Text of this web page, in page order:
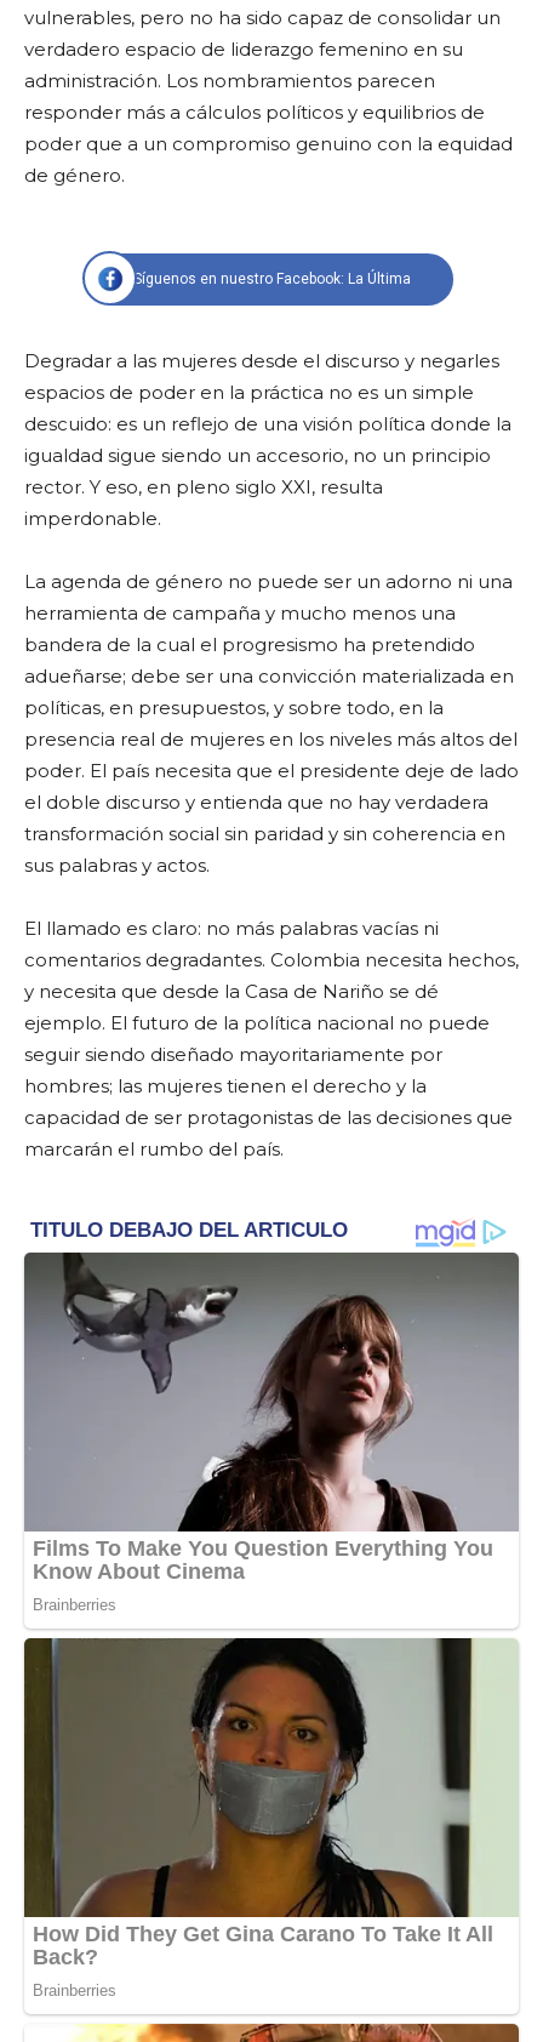
vulnerables, pero no ha sido capaz de consolidar un
verdadero espacio de liderazgo femenino en su
administración. Los nombramientos parecen
responder más a cálculos políticos y equilibrios de
poder que a un compromiso genuino con la equidad
de género.
Síguenos en nuestro Facebook: La Última
Degradar a las mujeres desde el discurso y negarles
espacios de poder en la práctica no es un simple
descuido: es un reflejo de una visión política donde la
igualdad sigue siendo un accesorio, no un principio
rector. Y eso, en pleno siglo XXI, resulta
imperdonable.
La agenda de género no puede ser un adorno ni una
herramienta de campaña y mucho menos una
bandera de la cual el progresismo ha pretendido
adueñarse; debe ser una convicción materializada en
políticas, en presupuestos, y sobre todo, en la
presencia real de mujeres en los niveles más altos del
poder. El país necesita que el presidente deje de lado
el doble discurso y entienda que no hay verdadera
transformación social sin paridad y sin coherencia en
sus palabras y actos.
El llamado es claro: no más palabras vacías ni
comentarios degradantes. Colombia necesita hechos,
y necesita que desde la Casa de Nariño se dé
ejemplo. El futuro de la política nacional no puede
seguir siendo diseñado mayoritariamente por
hombres; las mujeres tienen el derecho y la
capacidad de ser protagonistas de las decisiones que
marcarán el rumbo del país.